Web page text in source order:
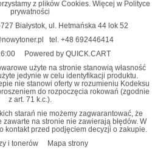
z plików Cookies. Więcej w Polityce
prywatności
Białystok, ul. Hetmańska 44 lok 52
tel. +48 692446414
Powered by QUICK.CART
użyte na stronie stanowią własność
jedynie w celu identyfikacji produktu.
nie stanowi oferty w rozumieniu Kodeksu
do rozpoczęcia rokowań (zgodnie
z art. 71 k.c.).
starań nie możemy zagwarantować, że
na stronie nie zawierają błędów. W
kontakt przed podjęciem decyzji o zakupie.
i tonerów
Mapa strony